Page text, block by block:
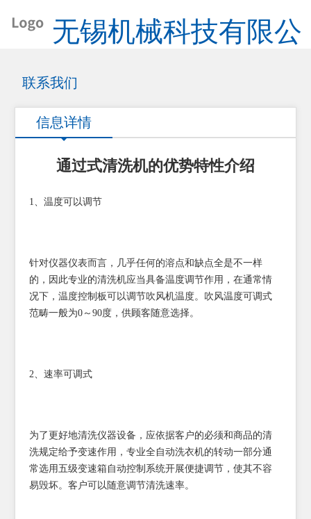
无锡机械科技有限公
司
联系我们
信息详情
通过式清洗机的优势特性介绍
1、温度可以调节
针对仪器仪表而言，几乎任何的溶点和缺点全是不一样
的，因此专业的清洗机应当具备温度调节作用，在通常情
况下，温度控制板可以调节吹风机温度。吹风温度可调式
范畴一般为0～90度，供顾客随意选择。
2、速率可调式
为了更好地清洗仪器设备，应依据客户的必须和商品的清
洗规定给予变速作用，专业全自动洗衣机的转动一部分通
常选用五级变速箱自动控制系统开展便捷调节，使其不容
易毁坏。客户可以随意调节清洗速率。